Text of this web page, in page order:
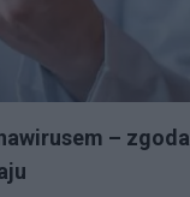
– zgoda